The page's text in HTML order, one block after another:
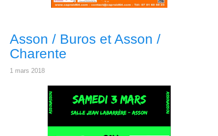
Asson / Buros et Asson /
Charente
1 mars 2018